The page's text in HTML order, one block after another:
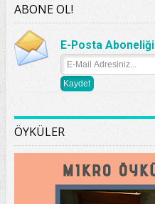
ABONE OL!
E-Posta Aboneliği
ÖYKÜLER